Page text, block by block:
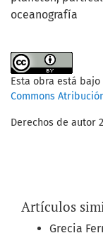
oceanografía
Esta obra está
Commons
Derechos de autor
Artículos
Grecia